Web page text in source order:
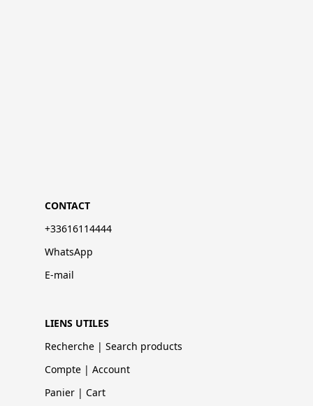
CONTACT
+33616114444
WhatsApp
E-mail
LIENS UTILES
Recherche | Search products
Compte | Account
Panier | Cart